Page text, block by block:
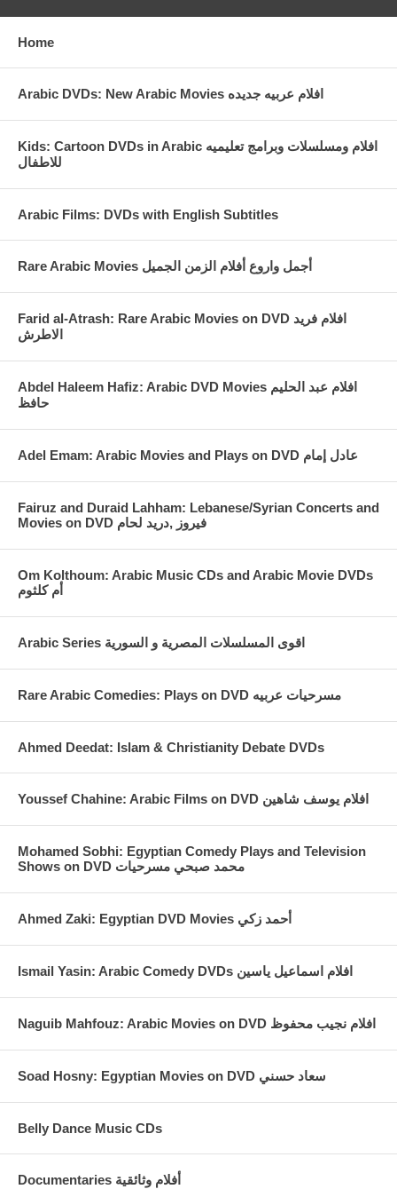
Home
Arabic DVDs: New Arabic Movies افلام عربيه جديده
Kids: Cartoon DVDs in Arabic افلام ومسلسلات وبرامج تعليميه
للاطفال
Arabic Films: DVDs with English Subtitles
Rare Arabic Movies أجمل واروع أفلام الزمن الجميل
Farid al-Atrash: Rare Arabic Movies on DVD افلام فريد
الاطرش
Abdel Haleem Hafiz: Arabic DVD Movies افلام عبد الحليم
حافظ
Fairuz and Duraid Lahham: Lebanese/Syrian Concerts and
Movies on DVD فيروز ,دريد لحام
Om Kolthoum: Arabic Music CDs and Arabic Movie DVDs
أم كلثوم
Arabic Series اقوى المسلسلات المصرية و السورية
Rare Arabic Comedies: Plays on DVD مسرحيات عربيه
Ahmed Deedat: Islam & Christianity Debate DVDs
Youssef Chahine: Arabic Films on DVD افلام يوسف شاهين
Mohamed Sobhi: Egyptian Comedy Plays and Television
Shows on DVD محمد صبحي مسرحيات
Ahmed Zaki: Egyptian DVD Movies أحمد زكي
Ismail Yasin: Arabic Comedy DVDs افلام اسماعيل ياسين
Naguib Mahfouz: Arabic Movies on DVD افلام نجيب محفوظ
Soad Hosny: Egyptian Movies on DVD سعاد حسني
Belly Dance Music CDs
Documentaries أفلام وثائقية